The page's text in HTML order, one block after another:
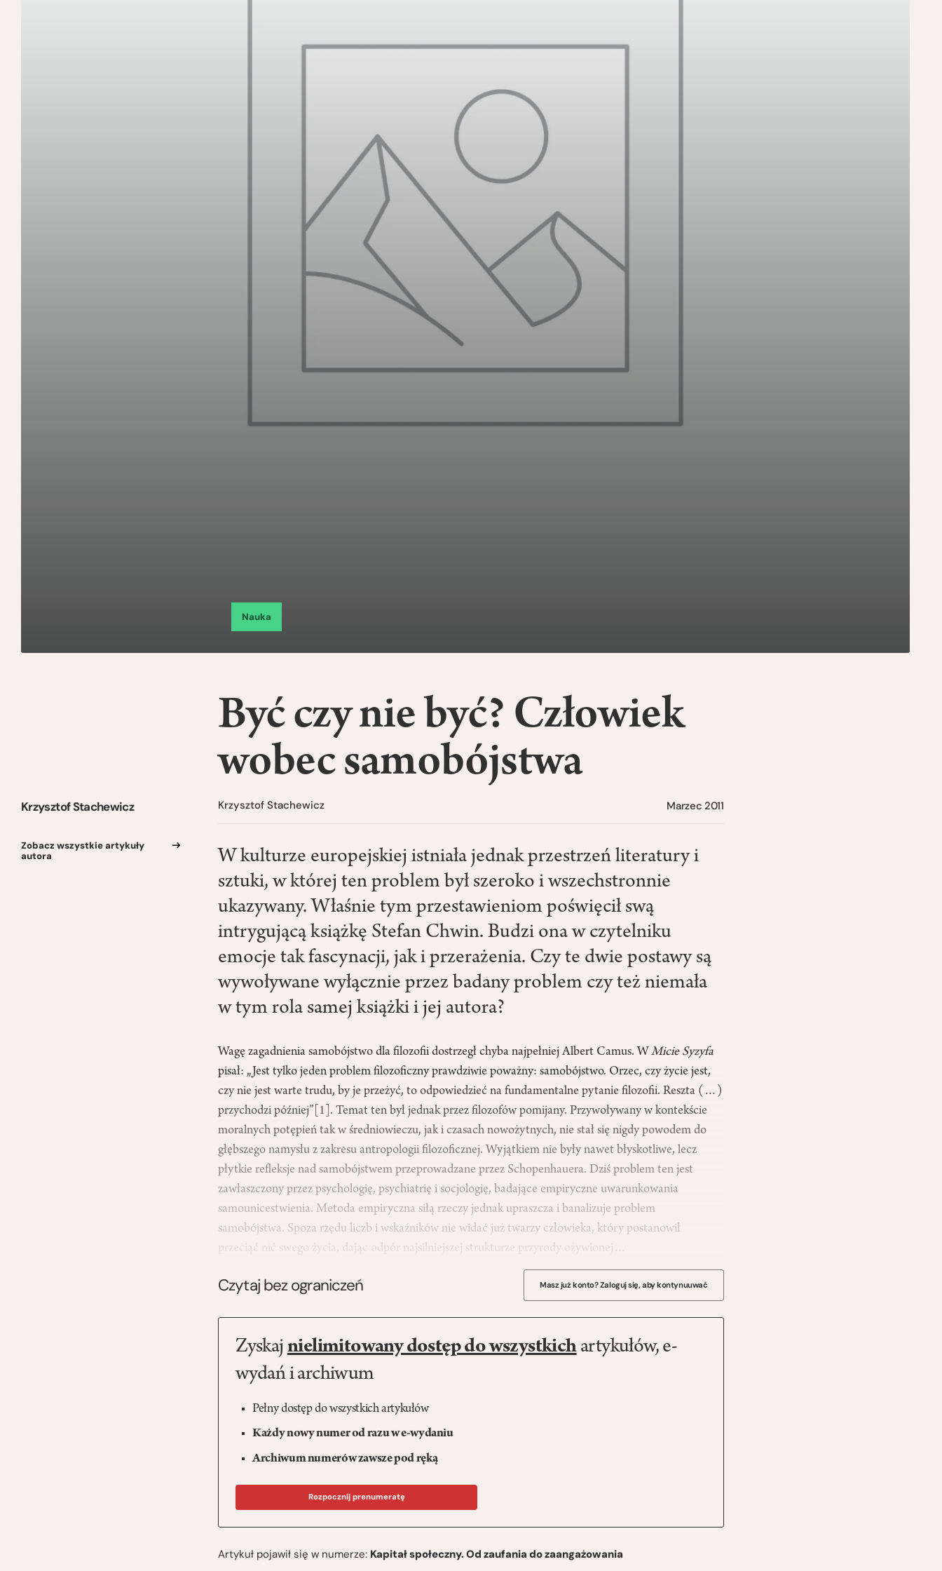
Nauka
Krzysztof Stachewicz
Zobacz wszystkie artykuły
autora
Być czy nie być? Człowiek
wobec samobójstwa
Krzysztof Stachewicz Marzec 2011
W kulturze europejskiej istniała jednak przestrzeń literatury i
sztuki, w której ten problem był szeroko i wszechstronnie
ukazywany. Właśnie tym przestawieniom poświęcił swą
intrygującą książkę Stefan Chwin. Budzi ona w czytelniku
emocje tak fascynacji, jak i przerażenia. Czy te dwie postawy są
wywoływane wyłącznie przez badany problem czy też niemała
w tym rola samej książki i jej autora?
Wagę zagadnienia samobójstwo dla filozofii dostrzegł chyba najpełniej Albert Camus. WMicie Syzyfa
pisał: „Jest tylko jeden problem filozoficzny prawdziwie poważny: samobójstwo. Orzec, czy życie jest,
czy nie jest warte trudu, by je przeżyć, to odpowiedzieć na fundamentalne pytanie filozofii. Reszta (…)
przychodzi później” [1] . Temat ten był jednak przez filozofów pomijany. Przywoływany w kontekście
moralnych potępień tak w średniowieczu, jak i czasach nowożytnych, nie stał się nigdy powodem do
głębszego namysłu z zakresu antropologii filozoficznej. Wyjątkiem nie były nawet błyskotliwe, lecz
płytkie refleksje nad samobójstwem przeprowadzane przez Schopenhauera. Dziś problem ten jest
zawłaszczony przez psychologię, psychiatrię i socjologię, badające empiryczne uwarunkowania
samounicestwienia. Metoda empiryczna siłą rzeczy jednak upraszcza i banalizuje problem
samobójstwa. Spoza rzędu liczb i wskaźników nie widać już twarzy człowieka, który postanowił
przeciąć nić swego życia, dając odpór najsilniejszej strukturze przyrody ożywionej…
Czytaj bez ograniczeń Masz już konto? Zaloguj się, aby kontynuuwać
Zyskaj nielimitowany dostęp do wszystkichartykułów, e-
wydań i archiwum
Pełny dostęp do wszystkich artykułów
Każdy nowy numer od razu w e-wydaniu
Archiwum numerów zawsze pod ręką
Rozpocznij prenumeratę
Artykuł pojawił się w numerze: Kapitał społeczny. Od zaufania do zaangażowania